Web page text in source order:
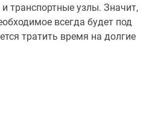
транспортные узлы. Значит,
всегда будет под
тратить время на долгие